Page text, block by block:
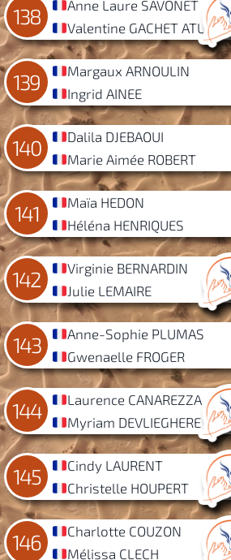
138
Anne Laure SAVONET
Valentine GACHET ATUYER
139
Margaux ARNOULIN
Ingrid AINEE
140
Dalila DJEBAOUI
Marie Aimée ROBERT
141
Maïa HEDON
Héléna HENRIQUES
142
Virginie BERNARDIN
Julie LEMAIRE
143
Anne-Sophie PLUMAS
Gwenaelle FROGER
144
Laurence CANAREZZA
Myriam DEVLIEGHERE
145
Cindy LAURENT
Christelle HOUPERT
146
Charlotte COUZON
Mélissa CLECH